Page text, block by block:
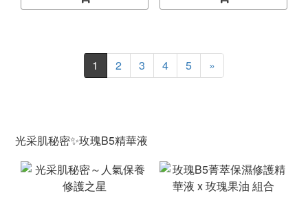
1 2 3 4 5 »
光采肌秘密✨玫瑰B5精華液